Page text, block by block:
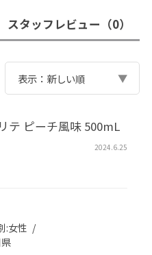
スタッフレビュー （0）
表示：新しい順
テ ピーチ風味 500mL
2024.6.25
:女性